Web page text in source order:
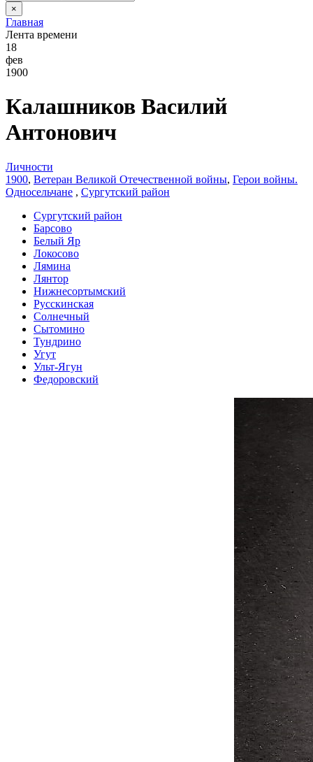
×
Главная
Лента времени
18
фев
1900
Калашников Василий
Антонович
Личности
1900, Ветеран Великой Отечественной войны, Герои войны.
Односельчане , Сургутский район
Сургутский район
Барсово
Белый Яр
Локосово
Лямина
Лянтор
Нижнесортымский
Русскинская
Солнечный
Сытомино
Тундрино
Угут
Ульт-Ягун
Федоровский